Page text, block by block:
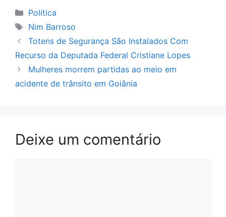
Categorias
Política
Tags
Nim Barroso
Totens de Segurança São Instalados Com
Recurso da Deputada Federal Cristiane Lopes
Mulheres morrem partidas ao meio em
acidente de trânsito em Goiânia
Deixe um comentário